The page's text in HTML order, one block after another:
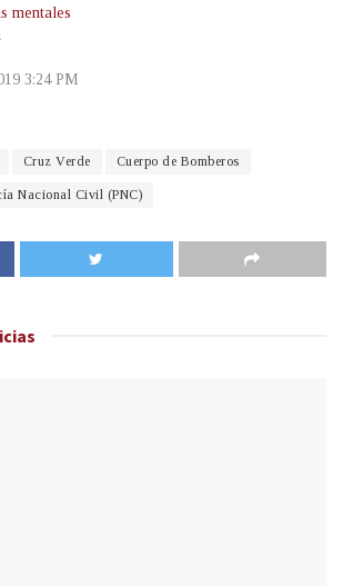
mentales
3:24 PM
Cruz Verde Cuerpo de Bomberos
Nacional Civil (PNC)